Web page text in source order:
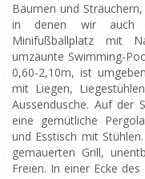
Bäumen und
in denen wir auch
Minifußballplatz mit
umzäunte Swimming-
0,60-2,10m, ist
mit Liegen,
Aussendusche. Auf der
eine gemütliche
und Esstisch mit
gemauerten Grill,
Freien. In einer Ecke